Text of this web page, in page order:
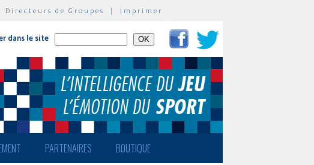
Directeurs de Groupes | Imprimer
dans le site
PARTENAIRES BOUTIQUE